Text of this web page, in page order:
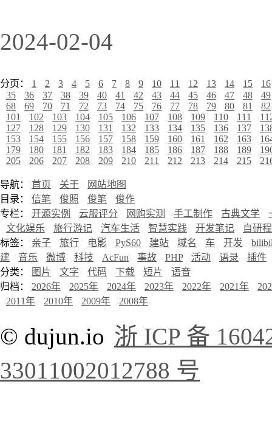
2024-02-04
分页： 1 2 3 4 5 6 7 8 9 10 11 12 13 14 15
16
35
36 37 38 39 40 41 42 43 44 45 46 47 48
49
68
69 70 71 72 73 74 75 76 77 78 79 80 81
82
101
102 103 104 105 106 107 108 109 110 111
127
128 129 130 131 132 133 134 135 136 137
153
154 155 156 157 158 159 160 161 162 163
179
180 181 182 183 184 185 186 187 188 189
205
206 207 208 209 210 211 212 213 214 215
导航： 首页 关于
网站地图
目录： 信笔 俊照 俊笔
俊作
专栏： 开源实例 云服评分 网购实测 手工制作 古典文学
文化娱乐
旅行游记 汽车生活 智慧实践 开发笔记
自研
标签： 亲子 旅行 电影 PyS60 建站 域名 车 开发
建
音乐 微博 科技 AcFun 事故 PHP 活动 语录
插件
分类：
图片 文字 代码 下载 短片
语音
归档： 2026年 2025年 2024年 2023年 2022年 2021年
2011年
2010年 2009年 2008年
© dujun.io 浙 ICP 备
33011002012788 号